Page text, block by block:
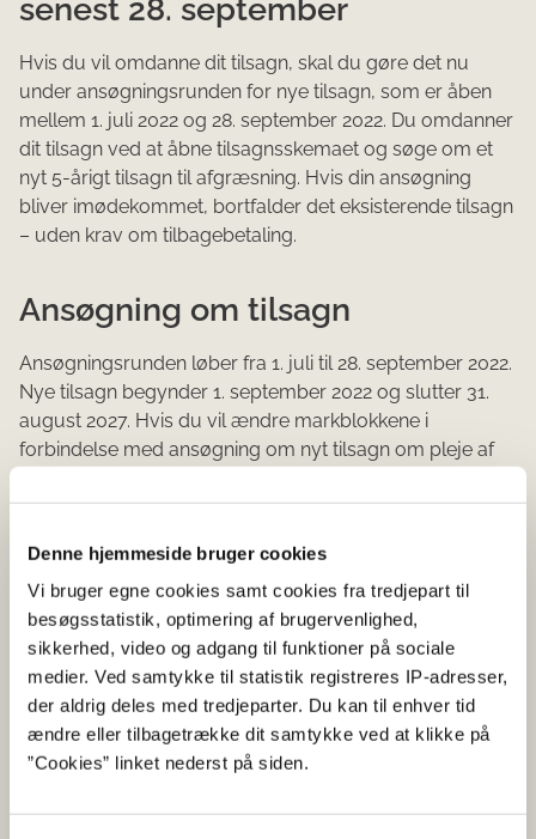
Denne hjemmeside bruger cookies
Vi bruger egne cookies samt cookies fra tredjepart til
besøgsstatistik, optimering af brugervenlighed,
sikkerhed, video og adgang til funktioner på sociale
medier. Ved samtykke til statistik registreres IP-adresser,
der aldrig deles med tredjeparter. Du kan til enhver tid
ændre eller tilbagetrække dit samtykke ved at klikke på
”Cookies” linket nederst på siden.
senest 28. september
Hvis du vil omdanne dit tilsagn, skal du gøre det nu
under ansøgningsrunden for nye tilsagn, som er åben
mellem 1. juli 2022 og 28. september 2022. Du omdanner
dit tilsagn ved at åbne tilsagnsskemaet og søge om et
nyt 5-årigt tilsagn til afgræsning. Hvis din ansøgning
bliver imødekommet, bortfalder det eksisterende tilsagn
– uden krav om tilbagebetaling.
Ansøgning om tilsagn
Ansøgningsrunden løber fra 1. juli til 28. september 2022.
Nye tilsagn begynder 1. september 2022 og slutter 31.
august 2027. Hvis du vil ændre markblokkene i
forbindelse med ansøgning om nyt tilsagn om pleje af
ændringsforslag senest 19. september 2022. I
du søger nye tilsagn.
Se nyhed om ansøgningsrunden
Gå til Brugerguide for tilsagnsskema
Mere om økologisk arealtilskud
og pleje af græs- og
naturarealer